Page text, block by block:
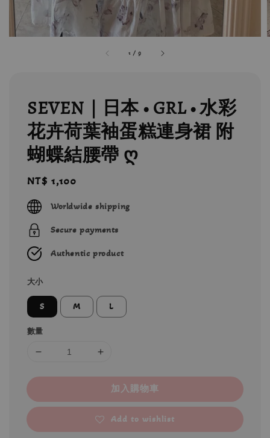
1 /9
SEVEN｜日本 • GRL • 水彩
花卉荷葉袖蛋糕連身裙 附
蝴蝶結腰帶 ღ
Regular
price
NT$ 1,100
Worldwide shipping
Secure payments
Authentic product
大小
S M L
數量
加入購物車
Add to wishlist